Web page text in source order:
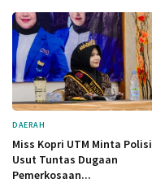
DAERAH
Miss Kopri UTM Minta Polisi
Usut Tuntas Dugaan
Pemerkosaan...